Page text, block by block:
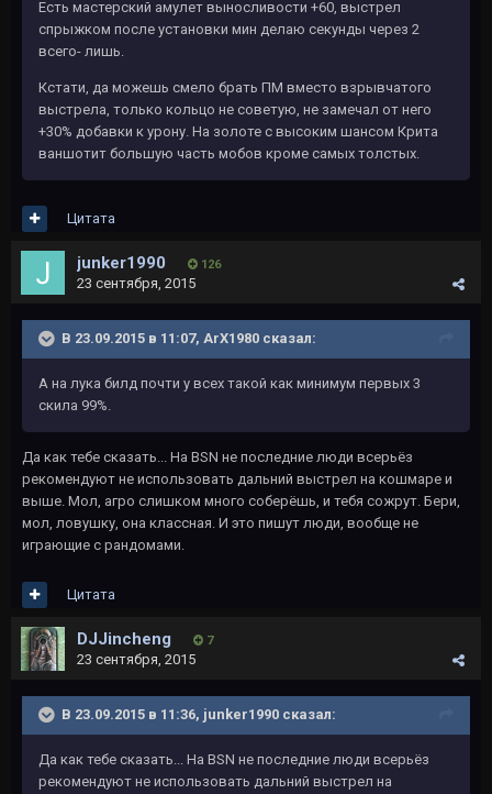
Есть мастерский амулет выносливости +60, выстрел
спрыжком после установки мин делаю секунды через 2
всего- лишь.
Кстати, да можешь смело брать ПМ вместо взрывчатого
выстрела, только кольцо не советую, не замечал от него
+30% добавки к урону. На золоте с высоким шансом Крита
ваншотит большую часть мобов кроме самых толстых.
Цитата
junker1990 126
23 сентября, 2015
В 23.09.2015 в 11:07, ArX1980 сказал:
А на лука билд почти у всех такой как минимум первых 3
скила 99%.
Да как тебе сказать... На BSN не последние люди всерьёз
рекомендуют не использовать дальний выстрел на кошмаре и
выше. Мол, агро слишком много соберёшь, и тебя сожрут. Бери,
мол, ловушку, она классная. И это пишут люди, вообще не
играющие с рандомами.
Цитата
DJJincheng 7
23 сентября, 2015
В 23.09.2015 в 11:36, junker1990 сказал:
Да как тебе сказать... На BSN не последние люди всерьёз
рекомендуют не использовать дальний выстрел на